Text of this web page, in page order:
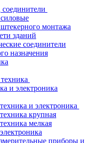
монтажа
зданий
соединители
назначения
и электроника
и электроника
крупная
мелкая
приборы и